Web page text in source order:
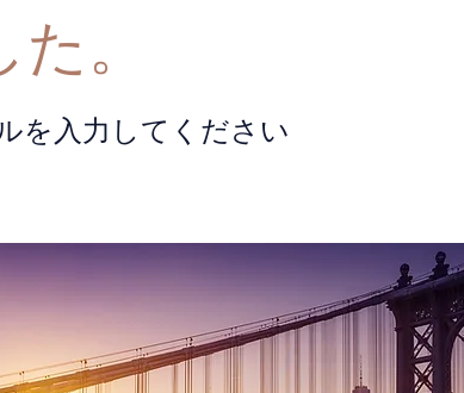
。
を入力してください